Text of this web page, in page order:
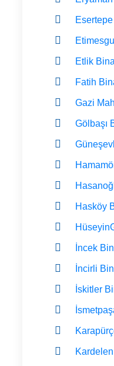
Etlik
Fatih
Gazi
Gölbaşı
Hasköy
İncek
İncirli
İskitler